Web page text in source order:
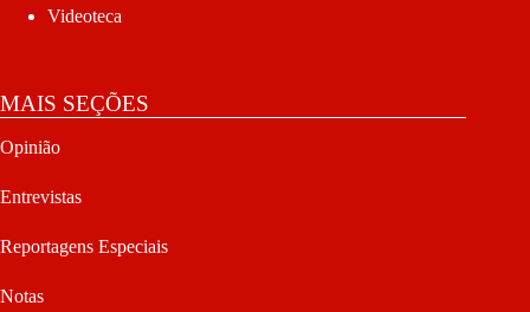
Videoteca
MAIS SEÇÕES
Opinião
Entrevistas
Reportagens Especiais
Notas